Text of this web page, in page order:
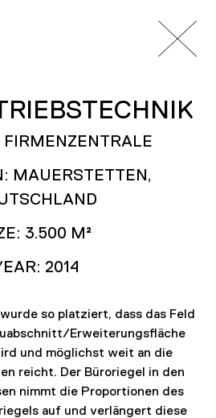
FIRMENZENTRALE
MAUERSTETTEN,
3.500 M²
2014
so platziert, dass das Feld
Erweiterungsfläche
und möglichst weit an die
reicht. Der Büroriegel in den
nimmt die Proportionen des
auf und verlängert diese
PROJECTS
COMMERCE
Einkaufszentren,
Hotels und
NOP